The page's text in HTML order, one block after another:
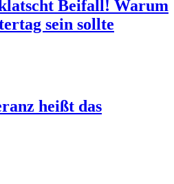
Beifall! Warum
sein sollte
heißt das